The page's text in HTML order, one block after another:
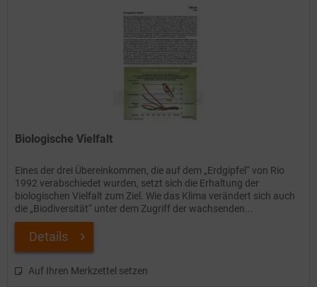
Biologische Vielfalt
Eines der drei Übereinkommen, die auf dem „Erdgipfel“ von Rio
1992 verabschiedet wurden, setzt sich die Erhaltung der
biologischen Vielfalt zum Ziel. Wie das Klima verändert sich auch
die „Biodiversität“ unter dem Zugriff der wachsenden...
Details
Auf Ihren Merkzettel setzen